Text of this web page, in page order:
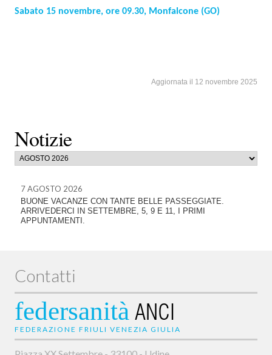
Notizie
7 AGOSTO 2026
BUONE VACANZE CON TANTE BELLE PASSEGGIATE.
ARRIVEDERCI IN SETTEMBRE, 5, 9 E 11, I PRIMI
APPUNTAMENTI.
Sabato 15 novembre, ore 09.30, Monfalcone (GO)
Aggiornata il 12 novembre 2025
Contatti
federsanità ANCI
FEDERAZIONE FRIULI VENEZIA GIULIA